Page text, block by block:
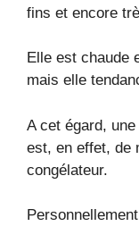
fins et encore
Elle est chaude
mais elle
A cet égard,
est, en effet, de
congélateur.